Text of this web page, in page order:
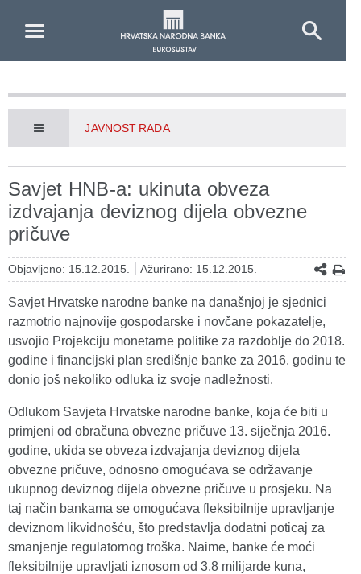
JAVNOST RADA
Savjet HNB-a: ukinuta obveza
izdvajanja deviznog dijela obvezne
pričuve
Objavljeno: 15.12.2015. Ažurirano: 15.12.2015.
Savjet Hrvatske narodne banke na današnjoj je sjednici
razmotrio najnovije gospodarske i novčane pokazatelje,
usvojio Projekciju monetarne politike za razdoblje do 2018.
godine i financijski plan središnje banke za 2016. godinu te
donio još nekoliko odluka iz svoje nadležnosti.
Odlukom Savjeta Hrvatske narodne banke, koja će biti u
primjeni od obračuna obvezne pričuve 13. siječnja 2016.
godine, ukida se obveza izdvajanja deviznog dijela
obvezne pričuve, odnosno omogućava se održavanje
ukupnog deviznog dijela obvezne pričuve u prosjeku. Na
taj način bankama se omogućava fleksibilnije upravljanje
deviznom likvidnošću, što predstavlja dodatni poticaj za
smanjenje regulatornog troška. Naime, banke će moći
fleksibilnije upravljati iznosom od 3,8 milijarde kuna,